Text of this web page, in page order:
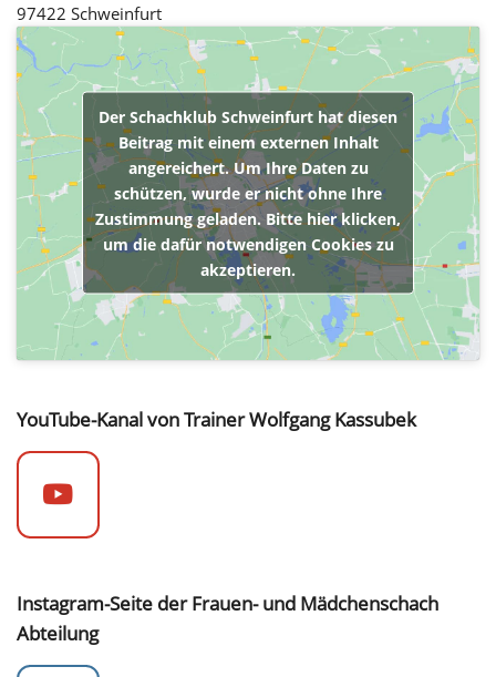
97422 Schweinfurt
Der Schachklub Schweinfurt hat diesen
Beitrag mit einem externen Inhalt
angereichert. Um Ihre Daten zu
schützen, wurde er nicht ohne Ihre
Zustimmung geladen. Bitte hier klicken,
um die dafür notwendigen Cookies zu
akzeptieren.
YouTube-Kanal von Trainer Wolfgang Kassubek
Instagram-Seite der Frauen- und Mädchenschach
Abteilung